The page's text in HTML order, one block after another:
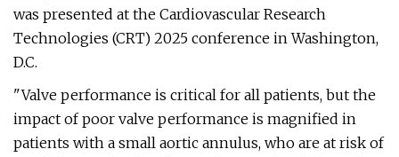
was presented at the Cardiovascular Research
Technologies (CRT) 2025 conference in Washington,
D.C.
"Valve performance is critical for all patients, but the
impact of poor valve performance is magnified in
patients with a small aortic annulus, who are at risk of